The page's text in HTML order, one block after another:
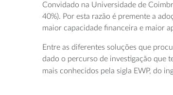
Convidado na Universidade de
40%). Por esta razão é premente a
maior capacidade financeira e maior
Entre as diferentes soluções que
dado o percurso de investigação que
mais conhecidos pela sigla EWP, do